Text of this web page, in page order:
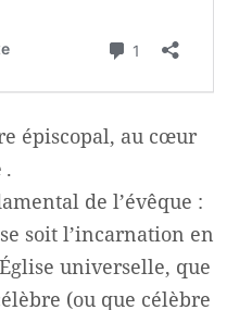
épiscopal, au cœur
.
de l’évêque :
soit l’incarnation en
universelle, que
(ou que célèbre